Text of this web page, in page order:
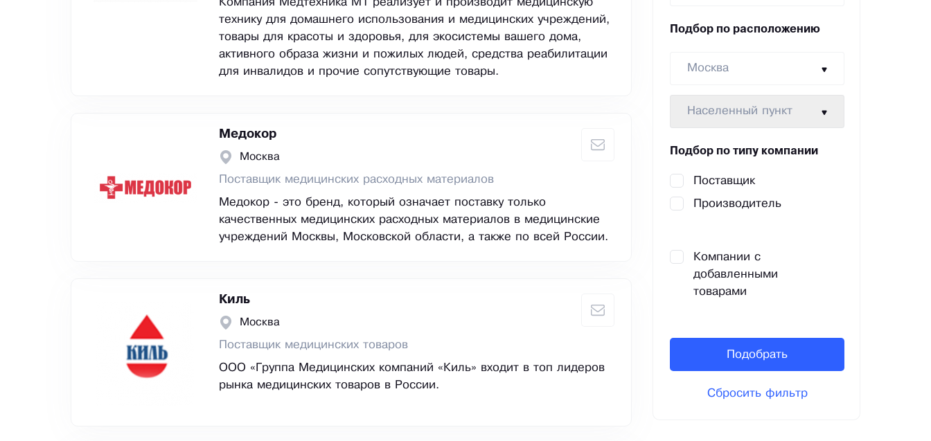
Компания Медтехника М1 реализует и производит медицинскую
технику для домашнего использования и медицинских учреждений,
товары для красоты и здоровья, для экосистемы вашего дома,
активного образа жизни и пожилых людей, средства реабилитации
для инвалидов и прочие сопутствующие товары.
Медокор
Москва
Поставщик медицинских расходных материалов
Медокор - это бренд, который означает поставку только
качественных медицинских расходных материалов в медицинские
учреждений Москвы, Московской области, а также по всей России.
Киль
Москва
Поставщик медицинских товаров
ООО «Группа Медицинских компаний «Киль» входит в топ лидеров
рынка медицинских товаров в России.
Подбор по расположению
Москва
Населенный пункт
Подбор по типу компании
Поставщик
Производитель
Компании с
добавленными
товарами
Подобрать
Сбросить фильтр